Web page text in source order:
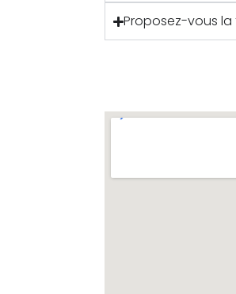
Proposez-vous